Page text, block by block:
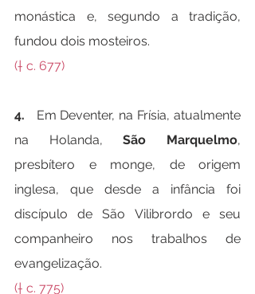
monástica e, segundo a tradição,
fundou dois mosteiros.
(† c. 677)
4. Em Deventer, na Frísia, atualmente
na Holanda, São Marquelmo,
presbítero e monge, de origem
inglesa, que desde a infância foi
discípulo de São Vilibrordo e seu
companheiro nos trabalhos de
evangelização.
(† c. 775)